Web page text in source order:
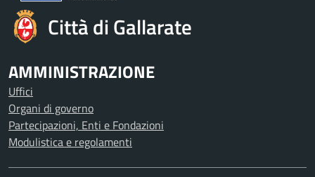
Città di Gallarate
AMMINISTRAZIONE
Uffici
Organi di governo
Partecipazioni, Enti e Fondazioni
Modulistica e regolamenti